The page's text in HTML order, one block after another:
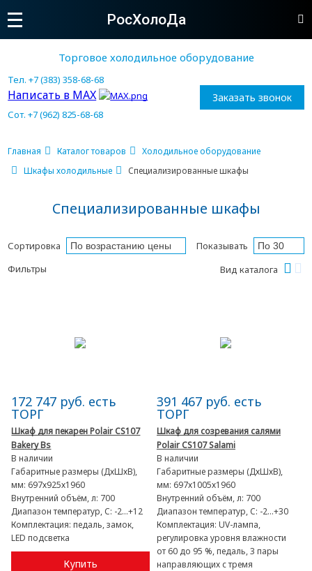
РосХолоДа
Торговое холодильное оборудование
Тел. +7 (383) 358-68-68
Написать в MAX
Сот. +7 (962) 825-68-68
Заказать звонок
Главная Каталог товаров
Холодильное оборудование
Шкафы холодильные
Cпециализированные шкафы
Cпециализированные шкафы
Сортировка
Показывать
Фильтры
Вид каталога
172 747 руб. есть
ТОРГ
Шкаф для пекарен Polair CS107
Bakery Bs
В наличии
Габаритные размеры (ДхШхВ),
мм: 697х925х1960
Внутренний объём, л: 700
Диапазон температур, C: -2…+12
Комплектация:педаль, замок,
LED подсветка
Купить
391 467 руб. есть
ТОРГ
Шкаф для созревания салями
Polair CS107 Salami
В наличии
Габаритные размеры (ДхШхВ),
мм: 697х1005х1960
Внутренний объём, л: 700
Диапазон температур, C: -2…+30
Комплектация: UV-лампа,
регулировка уровня влажности
от 60 до 95 %, педаль, 3 пары
направляющих с тремя